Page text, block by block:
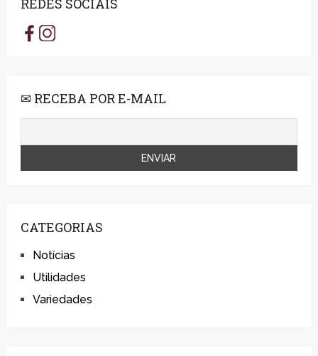
REDES SOCIAIS
✉ RECEBA POR E-MAIL
CATEGORIAS
Notícias
Utilidades
Variedades